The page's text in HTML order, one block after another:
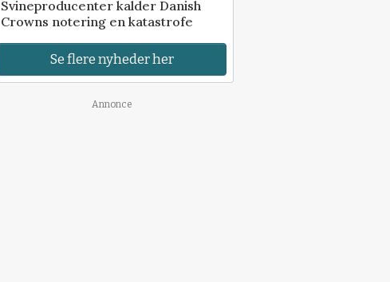
Svineproducenter kalder Danish
Crowns notering en katastrofe
Se flere nyheder her
Annonce